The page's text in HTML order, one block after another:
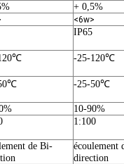
+ 0,5%
<6w>
IP65
-25-120℃
-25-50℃
10-90%
1:100
de Bi-
écoulement
direction